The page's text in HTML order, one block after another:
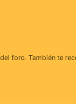
foro. También te